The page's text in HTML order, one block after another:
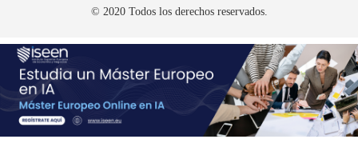
© 2020 Todos los derechos reservados.